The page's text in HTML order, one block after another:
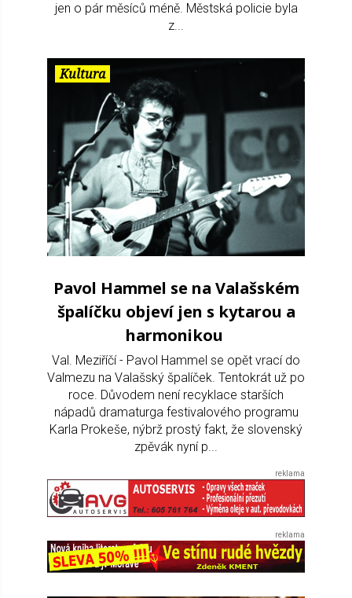
jen o pár měsíců méně. Městská policie byla
z...
Kultura
Pavol Hammel se na Valašském
špalíčku objeví jen s kytarou a
harmonikou
Val. Meziříčí - Pavol Hammel se opět vrací do
Valmezu na Valašský špalíček. Tentokrát už po
roce. Důvodem není recyklace starších
nápadů dramaturga festivalového programu
Karla Prokeše, nýbrž prostý fakt, že slovenský
zpěvák nyní p...